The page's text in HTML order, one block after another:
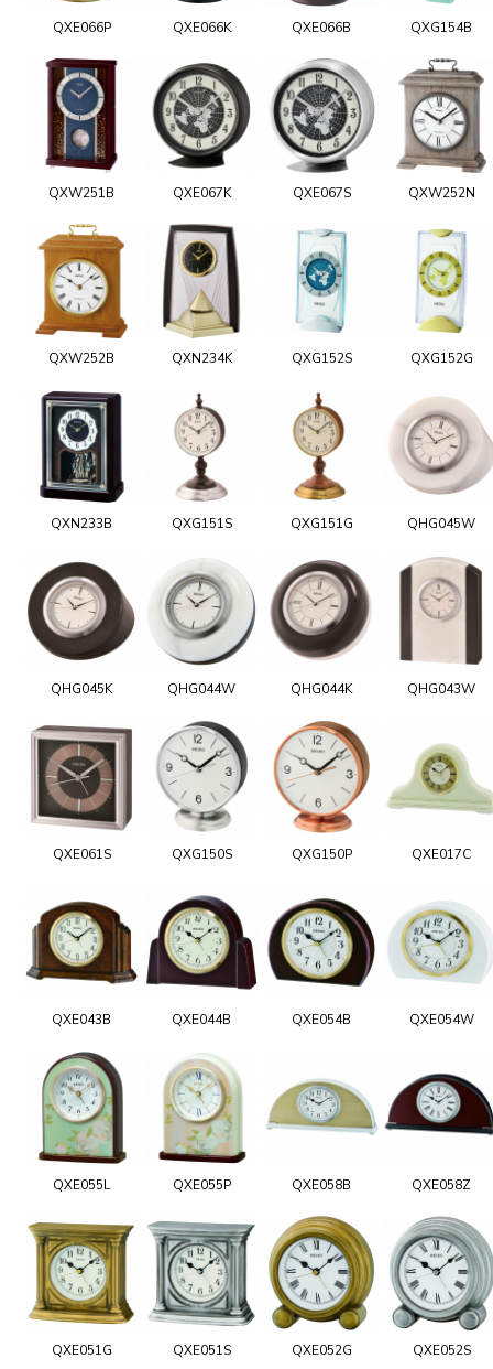
QXE066P QXE066K QXE066B QXG154B
QXW251B QXE067K QXE067S QXW252N
QXW252B QXN234K QXG152S QXG152G
QXN233B QXG151S QXG151G QHG045W
QHG045K QHG044W QHG044K QHG043W
QXE061S QXG150S QXG150P QXE017C
QXE043B QXE044B QXE054B QXE054W
QXE055L QXE055P QXE058B QXE058Z
QXE051G QXE051S QXE052G QXE052S